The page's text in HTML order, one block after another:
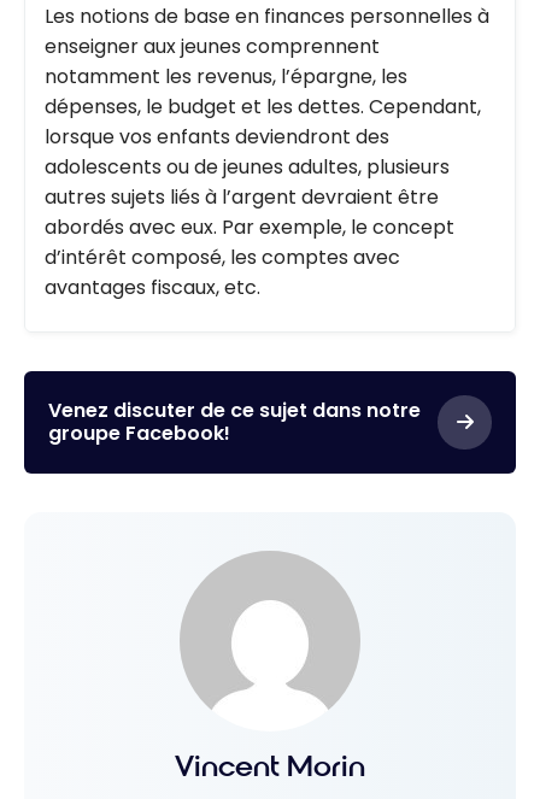
Les notions de base en finances personnelles à
enseigner aux jeunes comprennent
notamment les revenus, l’épargne, les
dépenses, le budget et les dettes. Cependant,
lorsque vos enfants deviendront des
adolescents ou de jeunes adultes, plusieurs
autres sujets liés à l’argent devraient être
abordés avec eux. Par exemple, le concept
d’intérêt composé, les comptes avec
avantages fiscaux, etc.
Venez discuter de ce sujet dans notre
groupe Facebook!
Vincent Morin